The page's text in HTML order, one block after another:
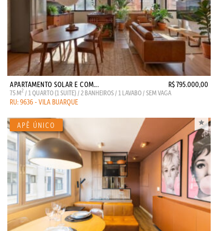
APARTAMENTO SOLAR E COM... R$ 795.000,00
75 M2 / 1 QUARTO (1 SUITE) / 2 BANHEIROS / 1 LAVABO / SEM VAGA
RU: 9636 - VILA BUARQUE